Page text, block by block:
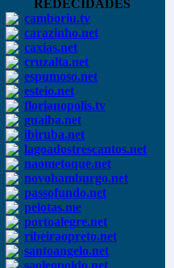
REDECIDADES
camboriu.tv
carazinho.net
caxias.net
cruzalta.net
espumoso.net
esteio.net
florianopolis.tv
guaiba.net
ibiruba.net
lagoadostrescantos.net
naometoque.net
novohamburgo.net
passofundo.net
pelotas.me
portoalegre.net
ribeiraopreto.net
santoangelo.net
saoleopoldo.net